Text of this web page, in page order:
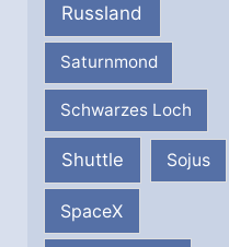
Russland
Saturnmond
Schwarzes Loch
Shuttle Sojus
SpaceX